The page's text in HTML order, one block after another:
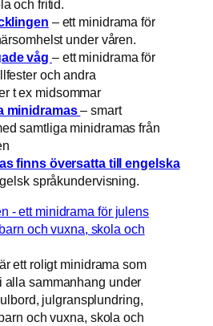
och fritid.
– ett minidrama för
under våren.
våg – ett minidrama för
och andra
t ex midsommar
minidramas– smart
samtliga minidramas från
finns översatta till engelska
språkundervisning.
ett roligt minidrama som
alla sammanhang under
julgransplundring,
och vuxna, skola och